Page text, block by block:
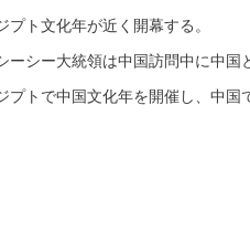
ト文化年が近く開幕する。
シー大統領は中国訪問中に中国
プトで中国文化年を開催し、中国